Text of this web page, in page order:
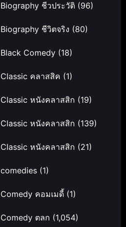
Biography ชีวประวัติ (96)
Biography ชีวิตจริง (80)
Black Comedy (18)
Classic คลาสสิค (1)
Classic หนังคลาสสิก (19)
Classic หนังคลาสสิก (139)
Classic หนังคลาสสิก (21)
comedies (1)
Comedy คอมเมดี้ (1)
Comedy ตลก (1,054)